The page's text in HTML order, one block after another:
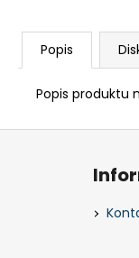
Popis
Popis produktu